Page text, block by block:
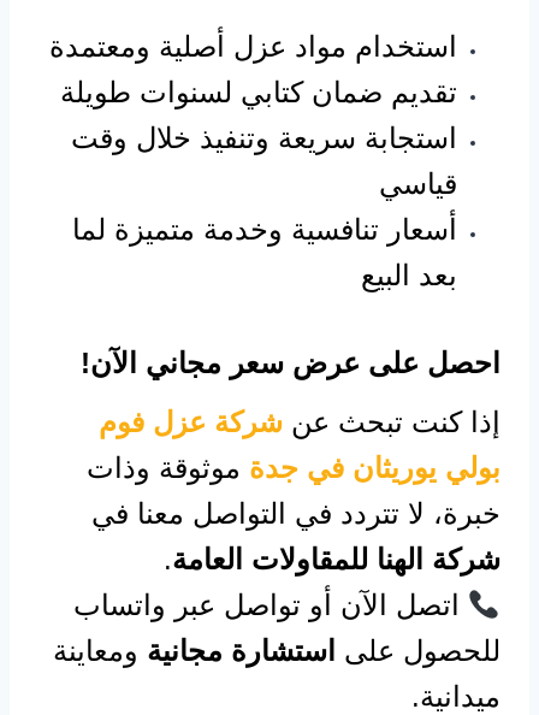
استخدام مواد عزل أصلية ومعتمدة
تقديم ضمان كتابي لسنوات طويلة
استجابة سريعة وتنفيذ خلال وقت
قياسي
أسعار تنافسية وخدمة متميزة لما
بعد البيع
احصل على عرض سعر مجاني الآن!
إذا كنت تبحث عن شركة عزل فوم
بولي يوريثان في جدة موثوقة وذات
خبرة، لا تتردد في التواصل معنا في
شركة الهنا للمقاولات العامة.
اتصل الآن أو تواصل عبر واتساب
للحصول على استشارة مجانية ومعاينة
ميدانية.